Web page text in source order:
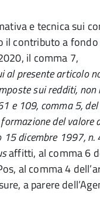
e tecnica sui
il contributo a
il comma 7,
al presente articolo
sui redditi, non
e 109, comma 5,
del valore
15 dicembre 1997, n.
affitti, al comma 6
al comma 4
a parere